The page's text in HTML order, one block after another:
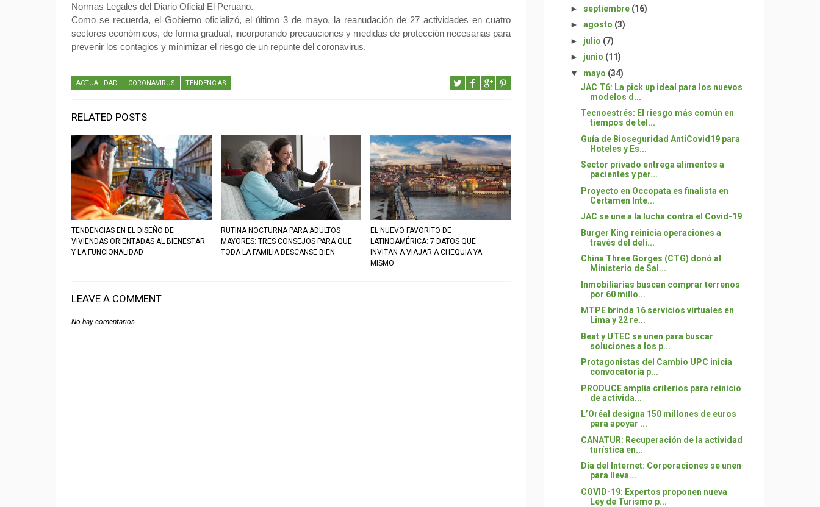
Normas Legales del Diario Oficial El Peruano.
Como se recuerda, el Gobierno oficializó, el último 3 de mayo, la reanudación de 27 actividades en cuatro
sectores económicos, de forma gradual, incorporando precauciones y medidas de protección necesarias para
prevenir los contagios y minimizar el riesgo de un repunte del coronavirus.
ACTUALIDAD CORONAVIRUS TENDENCIAS
RELATED POSTS
TENDENCIAS EN EL DISEÑO DE
VIVIENDAS ORIENTADAS AL BIENESTAR
Y LA FUNCIONALIDAD
RUTINA NOCTURNA PARA ADULTOS
MAYORES: TRES CONSEJOS PARA QUE
TODA LA FAMILIA DESCANSE BIEN
EL NUEVO FAVORITO DE
LATINOAMÉRICA: 7 DATOS QUE
INVITAN A VIAJAR A CHEQUIA YA
MISMO
LEAVE A COMMENT
No hay comentarios.
► septiembre (16)
► agosto (3)
► julio (7)
► junio (11)
▼ mayo (34)
JAC T6: La pick up ideal para los nuevos
modelos d...
Tecnoestrés: El riesgo más común en
tiempos de tel...
Guía de Bioseguridad AntiCovid19 para
Hoteles y Es...
Sector privado entrega alimentos a
pacientes y per...
Proyecto en Occopata es finalista en
Certamen Inte...
JAC se une a la lucha contra el Covid-19
Burger King reinicia operaciones a
través del deli...
China Three Gorges (CTG) donó al
Ministerio de Sal...
Inmobiliarias buscan comprar terrenos
por 60 millo...
MTPE brinda 16 servicios virtuales en
Lima y 22 re...
Beat y UTEC se unen para buscar
soluciones a los p...
Protagonistas del Cambio UPC inicia
convocatoria p...
PRODUCE amplia criterios para reinicio
de activida...
L’Oréal designa 150 millones de euros
para apoyar ...
CANATUR: Recuperación de la actividad
turística en...
Día del Internet: Corporaciones se unen
para lleva...
COVID-19: Expertos proponen nueva
Ley de Turismo p...